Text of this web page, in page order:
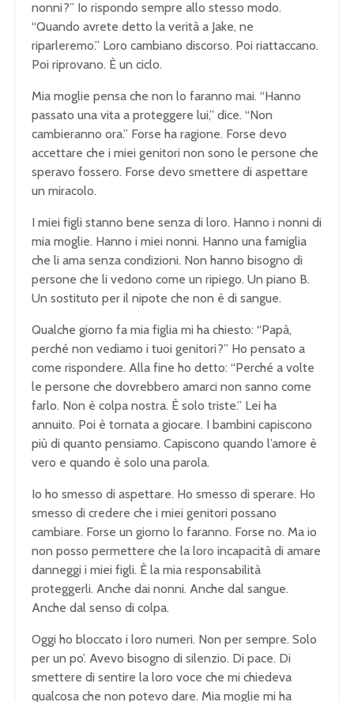
nonni?” Io rispondo sempre allo stesso modo.
“Quando avrete detto la verità a Jake, ne
riparleremo.” Loro cambiano discorso. Poi riattaccano.
Poi riprovano. È un ciclo.
Mia moglie pensa che non lo faranno mai. “Hanno
passato una vita a proteggere lui,” dice. “Non
cambieranno ora.” Forse ha ragione. Forse devo
accettare che i miei genitori non sono le persone che
speravo fossero. Forse devo smettere di aspettare
un miracolo.
I miei figli stanno bene senza di loro. Hanno i nonni di
mia moglie. Hanno i miei nonni. Hanno una famiglia
che li ama senza condizioni. Non hanno bisogno di
persone che li vedono come un ripiego. Un piano B.
Un sostituto per il nipote che non è di sangue.
Qualche giorno fa mia figlia mi ha chiesto: “Papà,
perché non vediamo i tuoi genitori?” Ho pensato a
come rispondere. Alla fine ho detto: “Perché a volte
le persone che dovrebbero amarci non sanno come
farlo. Non è colpa nostra. È solo triste.” Lei ha
annuito. Poi è tornata a giocare. I bambini capiscono
più di quanto pensiamo. Capiscono quando l’amore è
vero e quando è solo una parola.
Io ho smesso di aspettare. Ho smesso di sperare. Ho
smesso di credere che i miei genitori possano
cambiare. Forse un giorno lo faranno. Forse no. Ma io
non posso permettere che la loro incapacità di amare
danneggi i miei figli. È la mia responsabilità
proteggerli. Anche dai nonni. Anche dal sangue.
Anche dal senso di colpa.
Oggi ho bloccato i loro numeri. Non per sempre. Solo
per un po’. Avevo bisogno di silenzio. Di pace. Di
smettere di sentire la loro voce che mi chiedeva
qualcosa che non potevo dare. Mia moglie mi ha